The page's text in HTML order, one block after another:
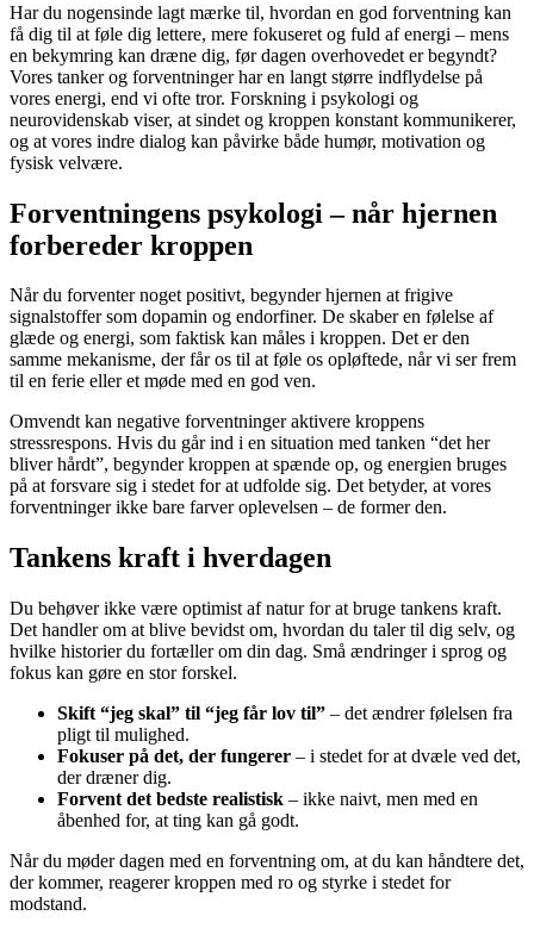
Har du nogensinde lagt mærke til, hvordan en god forventning kan
få dig til at føle dig lettere, mere fokuseret og fuld af energi – mens
en bekymring kan dræne dig, før dagen overhovedet er begyndt?
Vores tanker og forventninger har en langt større indflydelse på
vores energi, end vi ofte tror. Forskning i psykologi og
neurovidenskab viser, at sindet og kroppen konstant kommunikerer,
og at vores indre dialog kan påvirke både humør, motivation og
fysisk velvære.
Forventningens psykologi – når hjernen
forbereder kroppen
Når du forventer noget positivt, begynder hjernen at frigive
signalstoffer som dopamin og endorfiner. De skaber en følelse af
glæde og energi, som faktisk kan måles i kroppen. Det er den
samme mekanisme, der får os til at føle os opløftede, når vi ser frem
til en ferie eller et møde med en god ven.
Omvendt kan negative forventninger aktivere kroppens
stressrespons. Hvis du går ind i en situation med tanken “det her
bliver hårdt”, begynder kroppen at spænde op, og energien bruges
på at forsvare sig i stedet for at udfolde sig. Det betyder, at vores
forventninger ikke bare farver oplevelsen – de former den.
Tankens kraft i hverdagen
Du behøver ikke være optimist af natur for at bruge tankens kraft.
Det handler om at blive bevidst om, hvordan du taler til dig selv, og
hvilke historier du fortæller om din dag. Små ændringer i sprog og
fokus kan gøre en stor forskel.
Skift “jeg skal” til “jeg får lov til” – det ændrer følelsen fra
pligt til mulighed.
Fokuser på det, der fungerer – i stedet for at dvæle ved det,
der dræner dig.
Forvent det bedste realistisk – ikke naivt, men med en
åbenhed for, at ting kan gå godt.
Når du møder dagen med en forventning om, at du kan håndtere det,
der kommer, reagerer kroppen med ro og styrke i stedet for
modstand.